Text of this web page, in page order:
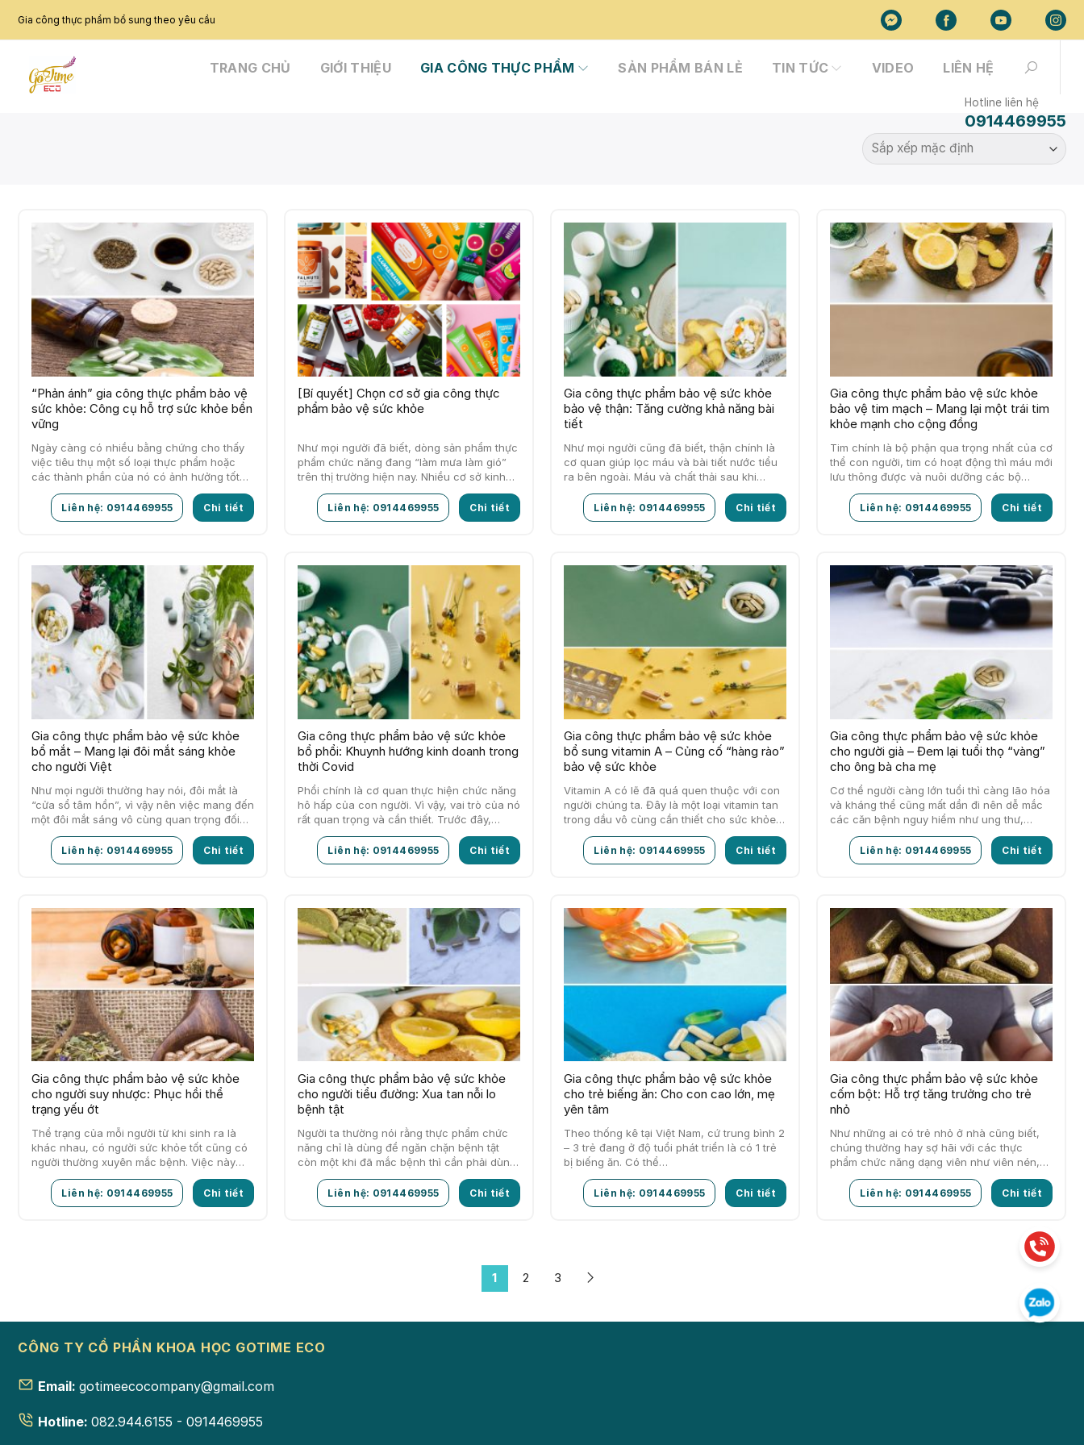
Gia công thực phẩm bổ sung theo yêu cầu
TRANG CHỦ GIỚI THIỆU GIA CÔNG THỰC PHẨM SẢN PHẨM BÁN LẺ TIN TỨC VIDEO LIÊN HỆ
Hotline liên hệ
0914469955
“Phản ánh” gia công thực phẩm bảo vệ
sức khỏe: Công cụ hỗ trợ sức khỏe bền
vững
Ngày càng có nhiều bằng chứng cho thấy
việc tiêu thụ một số loại thực phẩm hoặc
các thành phần của nó có ảnh hưởng tốt
đến sức…
Liên hệ: 0914469955 Chi tiết
[Bí quyết] Chọn cơ sở gia công thực
phẩm bảo vệ sức khỏe
Như mọi người đã biết, dòng sản phẩm thực
phẩm chức năng đang “làm mưa làm gió”
trên thị trường hiện nay. Nhiều cơ sở kinh
doanh thực…
Liên hệ: 0914469955 Chi tiết
Gia công thực phẩm bảo vệ sức khỏe
bảo vệ thận: Tăng cường khả năng bài
tiết
Như mọi người cũng đã biết, thận chính là
cơ quan giúp lọc máu và bài tiết nước tiểu
ra bên ngoài. Máu và chất thải sau khi…
Liên hệ: 0914469955 Chi tiết
Gia công thực phẩm bảo vệ sức khỏe
bảo vệ tim mạch – Mang lại một trái tim
khỏe mạnh cho cộng đồng
Tim chính là bộ phận qua trọng nhất của cơ
thể con người, tim có hoạt động thì máu mới
lưu thông được và nuôi dưỡng các bộ…
Liên hệ: 0914469955 Chi tiết
Gia công thực phẩm bảo vệ sức khỏe
bổ mắt – Mang lại đôi mắt sáng khỏe
cho người Việt
Như mọi người thường hay nói, đôi mắt là
“cửa sổ tâm hồn”, vì vậy nên việc mang đến
một đôi mắt sáng vô cùng quan trọng đối…
Liên hệ: 0914469955 Chi tiết
Gia công thực phẩm bảo vệ sức khỏe
bổ phổi: Khuynh hướng kinh doanh trong
thời Covid
Phổi chính là cơ quan thực hiện chức năng
hô hấp của con người. Vì vậy, vai trò của nó
rất quan trọng và cần thiết. Trước đây,…
Liên hệ: 0914469955 Chi tiết
Gia công thực phẩm bảo vệ sức khỏe
bổ sung vitamin A – Củng cố “hàng rào”
bảo vệ sức khỏe
Vitamin A có lẽ đã quá quen thuộc với con
người chúng ta. Đây là một loại vitamin tan
trong dầu vô cùng cần thiết cho sức khỏe…
Liên hệ: 0914469955 Chi tiết
Gia công thực phẩm bảo vệ sức khỏe
cho người già – Đem lại tuổi thọ “vàng”
cho ông bà cha mẹ
Cơ thể người càng lớn tuổi thì càng lão hóa
và kháng thể cũng mất dần đi nên dễ mắc
các căn bệnh nguy hiểm như ung thư,…
Liên hệ: 0914469955 Chi tiết
Gia công thực phẩm bảo vệ sức khỏe
cho người suy nhược: Phục hồi thể
trạng yếu ớt
Thể trạng của mỗi người từ khi sinh ra là
khác nhau, có người sức khỏe tốt cũng có
người thường xuyên mắc bệnh. Việc này
dẫn đến…
Liên hệ: 0914469955 Chi tiết
Gia công thực phẩm bảo vệ sức khỏe
cho người tiểu đường: Xua tan nỗi lo
bệnh tật
Người ta thường nói rằng thực phẩm chức
năng chỉ là dùng để ngăn chặn bệnh tật
còn một khi đã mắc bệnh thì cần phải dùng
thuốc…
Liên hệ: 0914469955 Chi tiết
Gia công thực phẩm bảo vệ sức khỏe
cho trẻ biếng ăn: Cho con cao lớn, mẹ
yên tâm
Theo thống kê tại Việt Nam, cứ trung bình 2
– 3 trẻ đang ở độ tuổi phát triển là có 1 trẻ
bị biếng ăn. Có thể…
Liên hệ: 0914469955 Chi tiết
Gia công thực phẩm bảo vệ sức khỏe
cốm bột: Hỗ trợ tăng trưởng cho trẻ
nhỏ
Như những ai có trẻ nhỏ ở nhà cũng biết,
chúng thường hay sợ hãi với các thực
phẩm chức năng dạng viên như viên nén,
viên nang…
Liên hệ: 0914469955 Chi tiết
1 2 3
CÔNG TY CỔ PHẦN KHOA HỌC GOTIME ECO
Email: gotimeecocompany@gmail.com
Hotline: 082.944.6155 - 0914469955